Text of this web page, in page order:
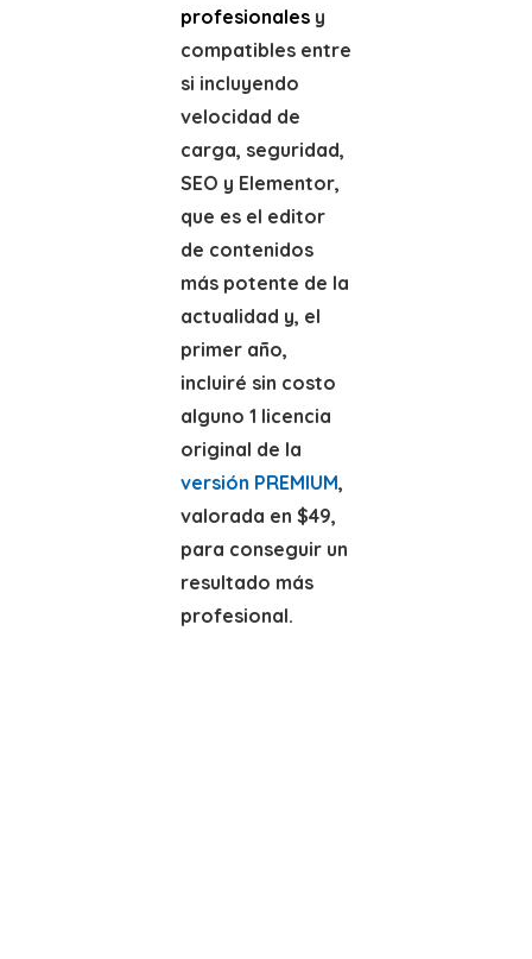
profesionalesy
compatibles entre
si incluyendo
velocidad de
carga, seguridad,
SEO y Elementor,
que es el editor
de contenidos
más potente de la
actualidad y, el
primer año,
incluiré sin costo
alguno 1 licencia
original de la
versión PREMIUM,
valorada en $49,
para conseguir un
resultado más
profesional.